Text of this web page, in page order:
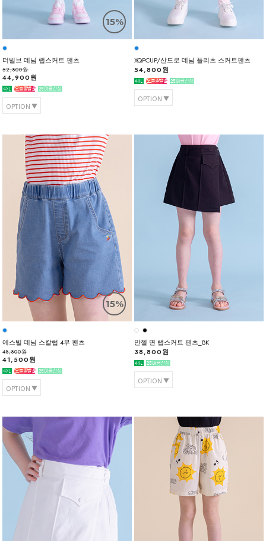
15%
더빌브 데님 랩스커트 팬츠
52,800원
44,900원
OPTION
XQPCUP/산드로 데님 플리츠 스커트팬츠
54,800원
OPTION
15%
에스빌 데님 스칼럽 4부 팬츠
48,800원
41,500원
OPTION
안젤 면 랩스커트 팬츠_BK
38,800원
OPTION